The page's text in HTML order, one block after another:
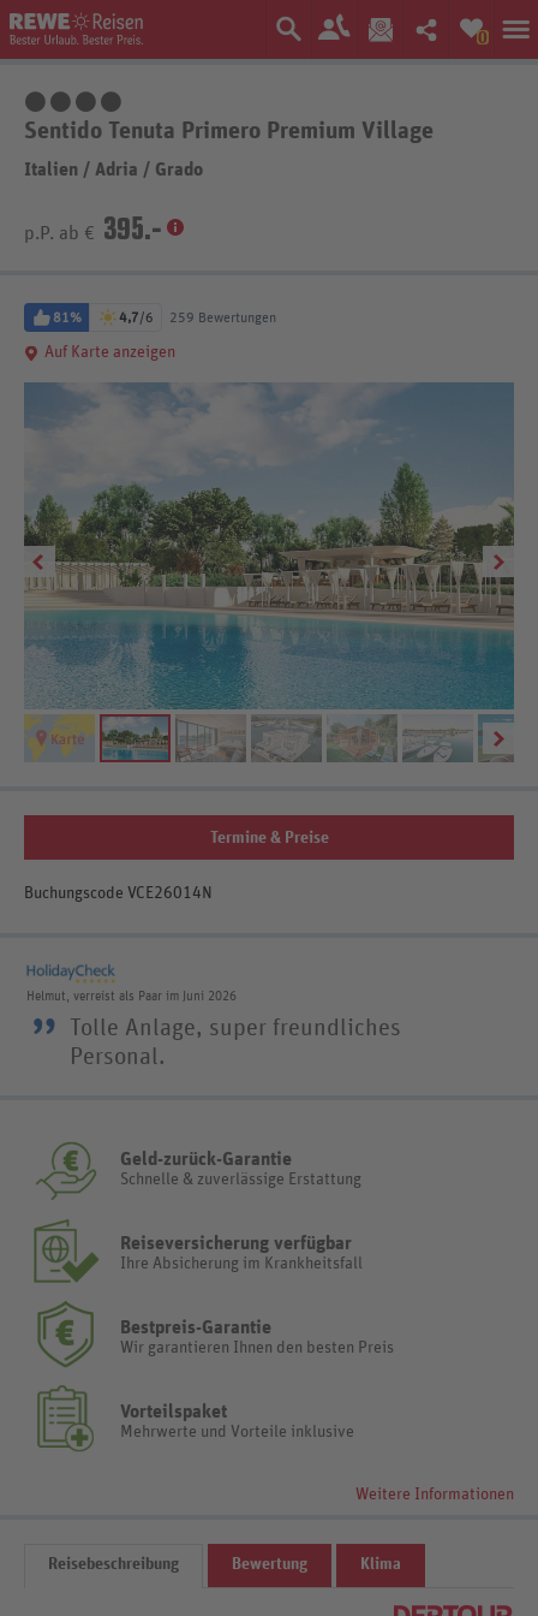
0
Sentido Tenuta Primero Premium Village
Italien / Adria / Grado
p.P. ab € 395.-
81% 4,7/6 259 Bewertungen
Auf Karte anzeigen
Termine & Preise
Buchungscode VCE26014N
Helmut, verreist als Paar im Juni 2026
”
Tolle Anlage, super freundliches
Personal.
Geld-zurück-Garantie
Schnelle & zuverlässige Erstattung
Reiseversicherung verfügbar
Ihre Absicherung im Krankheitsfall
Bestpreis-Garantie
Wir garantieren Ihnen den besten Preis
Vorteilspaket
Mehrwerte und Vorteile inklusive
Weitere Informationen
Reisebeschreibung Bewertung Klima